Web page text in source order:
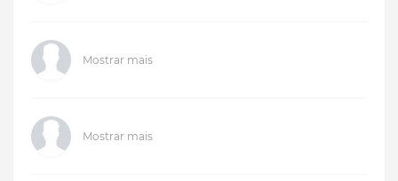
Mostrar mais
Mostrar mais